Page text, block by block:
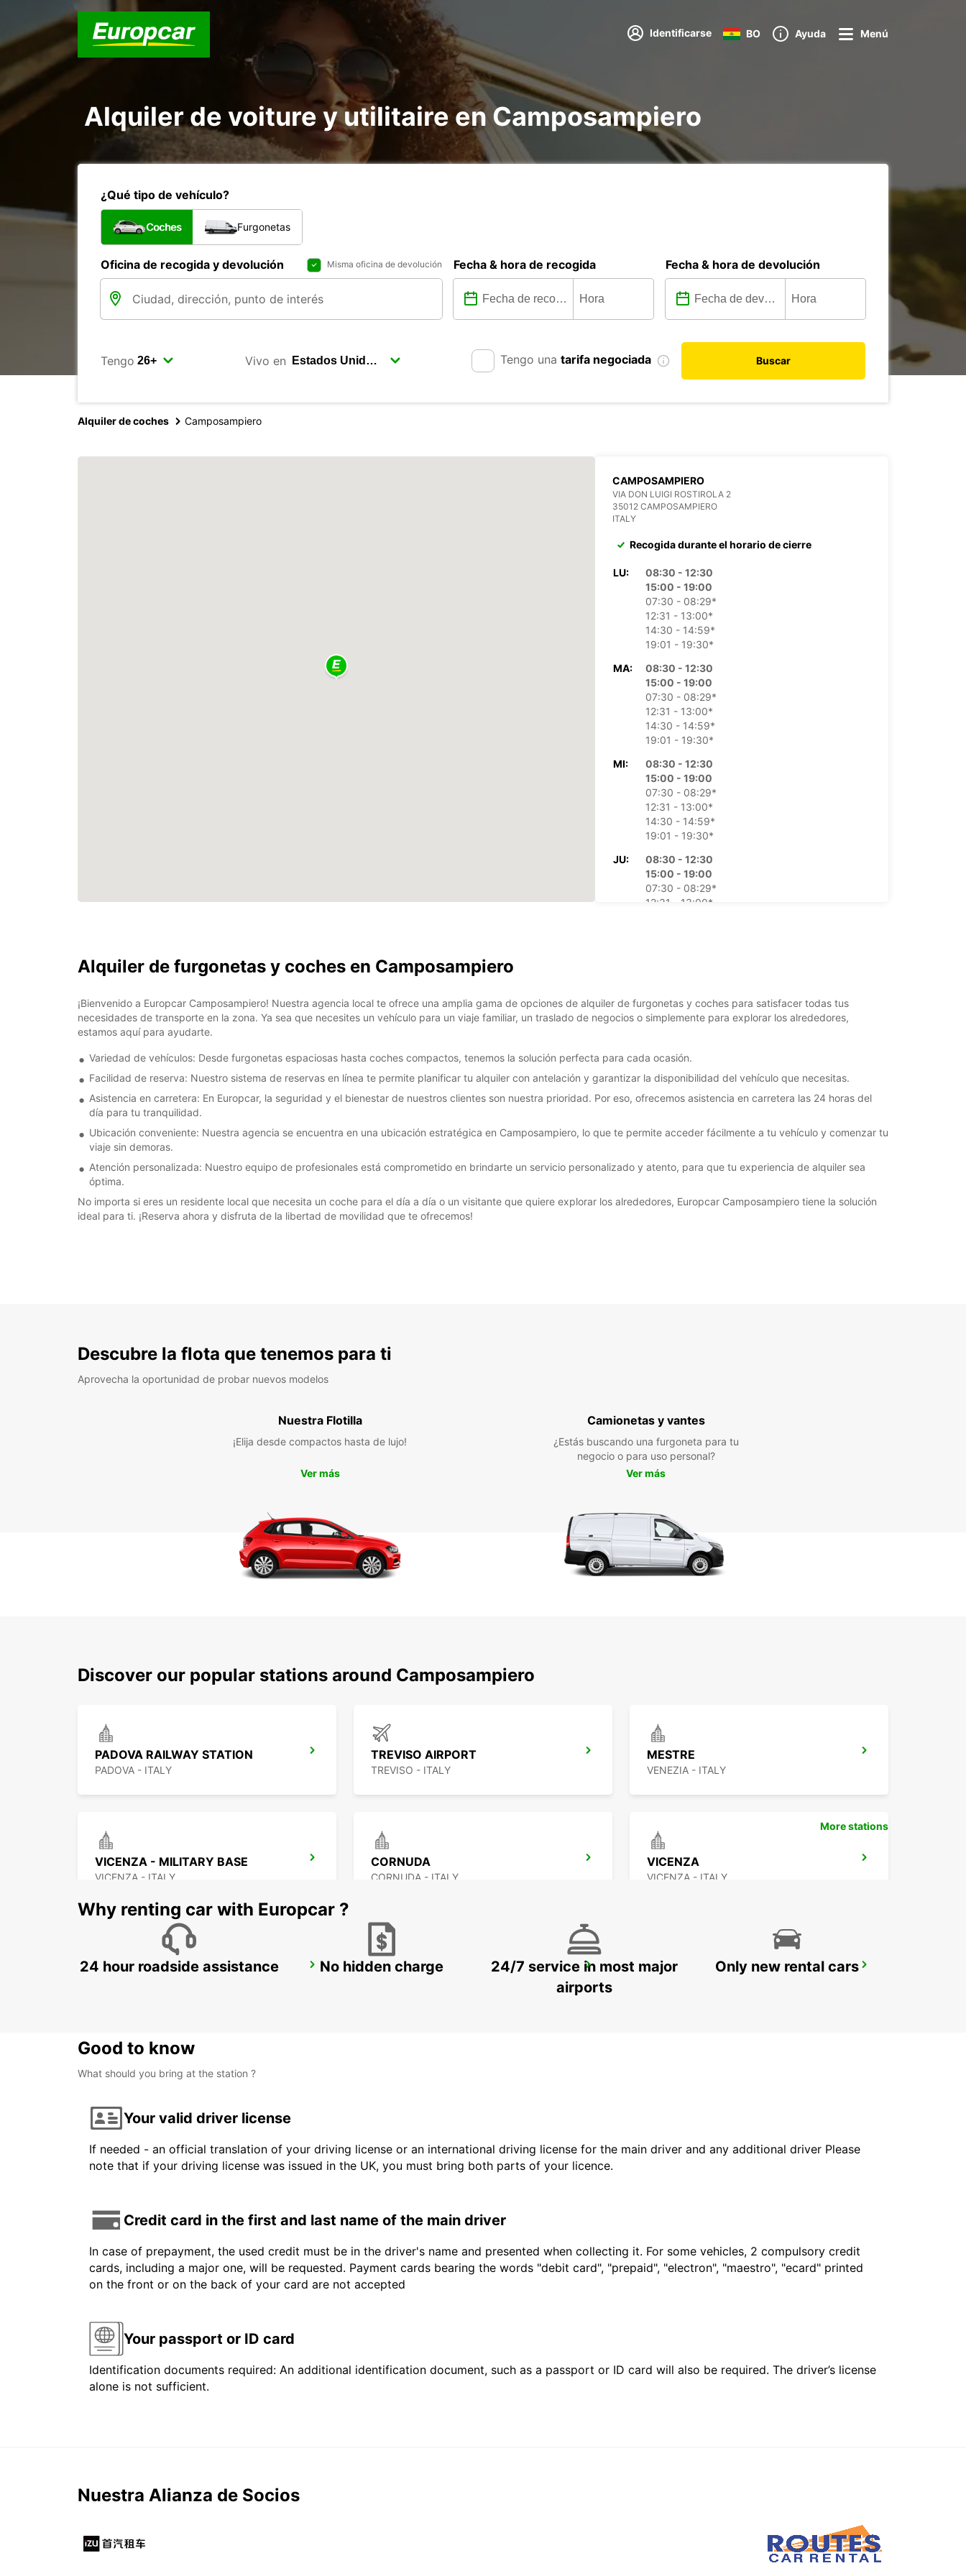
Identificarse BO Ayuda Menú
Alquiler de voiture y utilitaire en Camposampiero
¿Qué tipo de vehículo?
Coches Furgonetas
Oficina de recogida y devolución Misma oficina de devolución Fecha & hora de recogida Fecha & hora de devolución
Tengo Vivo en Tengo una tarifa negociada Buscar
Alquiler de coches Camposampiero
CAMPOSAMPIERO
VIA DON LUIGI ROSTIROLA 2
35012 CAMPOSAMPIERO
ITALY
Recogida durante el horario de cierre
LU:
08:30 - 12:30
15:00 - 19:00
07:30 - 08:29*
12:31 - 13:00*
14:30 - 14:59*
19:01 - 19:30*
MA:
08:30 - 12:30
15:00 - 19:00
07:30 - 08:29*
12:31 - 13:00*
14:30 - 14:59*
19:01 - 19:30*
MI:
08:30 - 12:30
15:00 - 19:00
07:30 - 08:29*
12:31 - 13:00*
14:30 - 14:59*
19:01 - 19:30*
JU:
08:30 - 12:30
15:00 - 19:00
07:30 - 08:29*
12:31 - 13:00*
12:31 - 13:00*
14:30 - 14:59*
19:01 - 19:30*
07:30 - 08:29*
15:00 - 17:00*
DO:
Cerrada
*Con cargos extras
Estos horarios de apertura pueden variar debido a los
Alquiler de furgonetas y coches en Camposampiero
¡Bienvenido a Europcar Camposampiero! Nuestra agencia local te ofrece una amplia gama de opciones de alquiler de furgonetas y coches para satisfacer todas tus
necesidades de transporte en la zona. Ya sea que necesites un vehículo para un viaje familiar, un traslado de negocios o simplemente para explorar los alrededores,
estamos aquí para ayudarte.
Variedad de vehículos: Desde furgonetas espaciosas hasta coches compactos, tenemos la solución perfecta para cada ocasión.
Facilidad de reserva: Nuestro sistema de reservas en línea te permite planificar tu alquiler con antelación y garantizar la disponibilidad del vehículo que necesitas.
Asistencia en carretera: En Europcar, la seguridad y el bienestar de nuestros clientes son nuestra prioridad. Por eso, ofrecemos asistencia en carretera las 24 horas del
día para tu tranquilidad.
Ubicación conveniente: Nuestra agencia se encuentra en una ubicación estratégica en Camposampiero, lo que te permite acceder fácilmente a tu vehículo y comenzar tu
viaje sin demoras.
Atención personalizada: Nuestro equipo de profesionales está comprometido en brindarte un servicio personalizado y atento, para que tu experiencia de alquiler sea
óptima.
No importa si eres un residente local que necesita un coche para el día a día o un visitante que quiere explorar los alrededores, Europcar Camposampiero tiene la solución
ideal para ti. ¡Reserva ahora y disfruta de la libertad de movilidad que te ofrecemos!
Descubre la flota que tenemos para ti
Aprovecha la oportunidad de probar nuevos modelos
Nuestra Flotilla
¡Elija desde compactos hasta de lujo!
Ver más
Camionetas y vantes
¿Estás buscando una furgoneta para tu
negocio o para uso personal?
Ver más
Discover our popular stations around Camposampiero
PADOVA RAILWAY STATION
PADOVA - ITALY
TREVISO AIRPORT
TREVISO - ITALY
MESTRE
VENEZIA - ITALY
VICENZA - MILITARY BASE
VICENZA - ITALY
CORNUDA
CORNUDA - ITALY
VICENZA
VICENZA - ITALY
VENICE AIRPORT VENICE ROVIGO
More stations
Why renting car with Europcar ?
24 hour roadside assistance No hidden charge
24/7 service in most major
airports
Only new rental cars
Good to know
What should you bring at the station ?
Your valid driver license
If needed - an official translation of your driving license or an international driving license for the main driver and any additional driver Please
note that if your driving license was issued in the UK, you must bring both parts of your licence.
Credit card in the first and last name of the main driver
In case of prepayment, the used credit must be in the driver's name and presented when collecting it. For some vehicles, 2 compulsory credit
cards, including a major one, will be requested. Payment cards bearing the words "debit card", "prepaid", "electron", "maestro", "ecard" printed
on the front or on the back of your card are not accepted
Your passport or ID card
Identification documents required: An additional identification document, such as a passport or ID card will also be required. The driver’s license
alone is not sufficient.
Nuestra Alianza de Socios